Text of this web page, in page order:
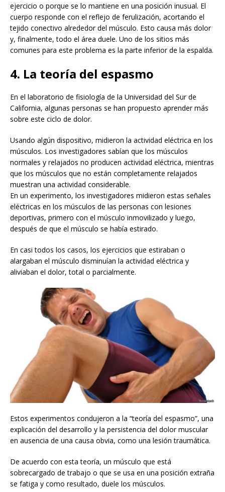
ejercicio o porque se lo mantiene en una posición inusual. El
cuerpo responde con el reflejo de ferulización, acortando el
tejido conectivo alrededor del músculo. Esto causa más dolor
y, finalmente, todo el área duele. Uno de los sitios más
comunes para este problema es la parte inferior de la espalda.
4. La teoría del espasmo
En el laboratorio de fisiología de la Universidad del Sur de
California, algunas personas se han propuesto aprender más
sobre este ciclo de dolor.
Usando algún dispositivo, midieron la actividad eléctrica en los
músculos. Los investigadores sabían que los músculos
normales y relajados no producen actividad eléctrica, mientras
que los músculos que no están completamente relajados
muestran una actividad considerable.
En un experimento, los investigadores midieron estas señales
eléctricas en los músculos de las personas con lesiones
deportivas, primero con el músculo inmovilizado y luego,
después de que el músculo se había estirado.
En casi todos los casos, los ejercicios que estiraban o
alargaban el músculo disminuían la actividad eléctrica y
aliviaban el dolor, total o parcialmente.
Estos experimentos condujeron a la “teoría del espasmo”, una
explicación del desarrollo y la persistencia del dolor muscular
en ausencia de una causa obvia, como una lesión traumática.
De acuerdo con esta teoría, un músculo que está
sobrecargado de trabajo o que se usa en una posición extraña
se fatiga y como resultado, duele los músculos.